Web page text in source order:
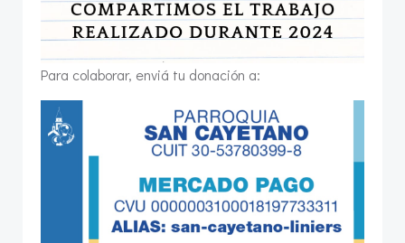
Para colaborar, enviá tu donación a: